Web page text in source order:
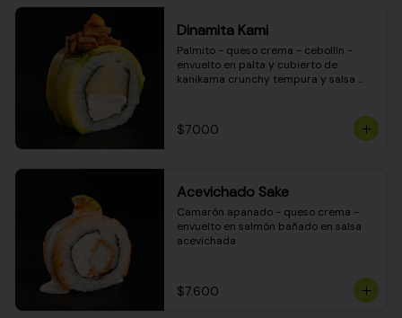
Dinamita Kami
Palmito - queso crema - cebollín -
envuelto en palta y cubierto de
kanikama crunchy tempura y salsa
$7.000
Acevichado Sake
Camarón apanado - queso crema -
envuelto en salmón bañado en salsa
acevichada
$7.600